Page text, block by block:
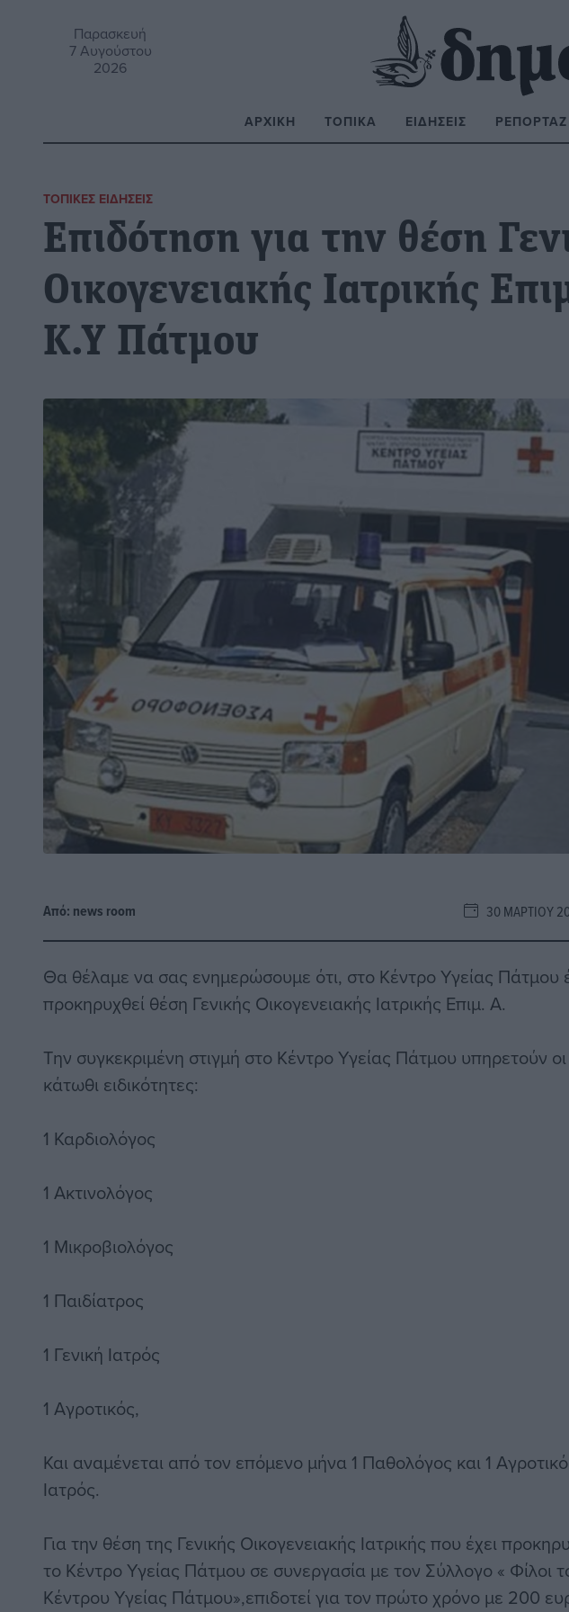
Παρασκευή
7 Αυγούστου
2026
ΑΡΧΙΚΉ ΤΟΠΙΚΆ ΕΙΔΉΣΕΙΣ ΡΕΠΟΡΤΆΖ
ΤΟΠΙΚΈΣ ΕΙΔΉΣΕΙΣ
Επιδότηση για την θέση
Οικογενειακής Ιατρικής
Κ.Υ Πάτμου
Από: news room 30 ΜΑΡΤΊΟΥ
Θα θέλαμε να σας ενημερώσουμε ότι, στο Κέντρο Υγείας Πάτμου
προκηρυχθεί θέση Γενικής Οικογενειακής Ιατρικής Επιμ. Α.
Την συγκεκριμένη στιγμή στο Κέντρο Υγείας Πάτμου υπηρετούν οι
κάτωθι ειδικότητες:
1 Καρδιολόγος
1 Ακτινολόγος
1 Μικροβιολόγος
1 Παιδίατρος
1 Γενική Ιατρός
1 Αγροτικός,
Και αναμένεται από τον επόμενο μήνα 1 Παθολόγος και 1
Ιατρός.
Για την θέση της Γενικής Οικογενειακής Ιατρικής που έχει
το Κέντρο Υγείας Πάτμου σε συνεργασία με τον Σύλλογο « Φίλοι
Κέντρου Υγείας Πάτμου»,επιδοτεί για τον πρώτο χρόνο με 200